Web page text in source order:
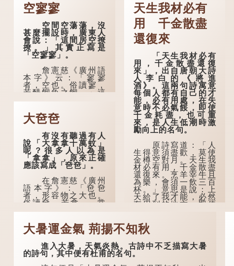
空寥寥
空間空蕩蕩，沒
甚麼擺設時，廣東人
會說：「這間房空撩
撩。」其實正寫是
「空寥寥」。
詹憲慈《廣州語
本字》云：「寥寥
者，空也。俗讀寥，
若醋餾魚之餾。」這
個字在古代已經出
《說文》注本中，
「寥」是「廫」的篆
虛。如《列仙傳·安期
先生》載琊阜老人故
事，以「寥寥安期，
虛質高清」形容空虛
無所事事。
大夿夿
有沒有聽過有人
說「大拿拿十萬蚊」
呢？很多人以為是
「拿拿」，原來正確
應該寫成「夿夿」。
在詹憲慈《廣州
語本字》：「夿夿
者，形容物之大也。
俗讀夿，若拿……常
語有曰『一個銀錢大
「夿」形容大，
「一個銀錢大夿
夿」，就形容金錢數
量之大了。「大夿夿
十萬蚊」，就是說十
天生我材必有
用 千金散盡
還復來
「天生我材必有
用，千金散盡還復
來」，出自唐朝大詩
人李白的《將進
酒》。這兩句詩寓意
每個人都有自己的才
能，必有用處，在失
意時不必氣餒，即使
千金耗盡，也可重
來，是人生低潮時激
勵向上的名句。
原詩寫道：「人
生得意須盡歡，莫使
金樽空對月。天生我
材必有用，千金散盡
還復來。烹羊宰牛且
為樂，會須一飲三百
杯。」意思是說：上
天給了我才能，必然
有用到的地方；即使
李白作此詩時，
大約是天寶十一年。
當時他已被唐玄宗賜
金放還約八年，這期
間經常與朋友遊山玩
大暑運金氣 荊揚不知秋
進入大暑，天氣炎熱。古詩中不乏描寫大暑
的詩句，其中便有杜甫的名句。